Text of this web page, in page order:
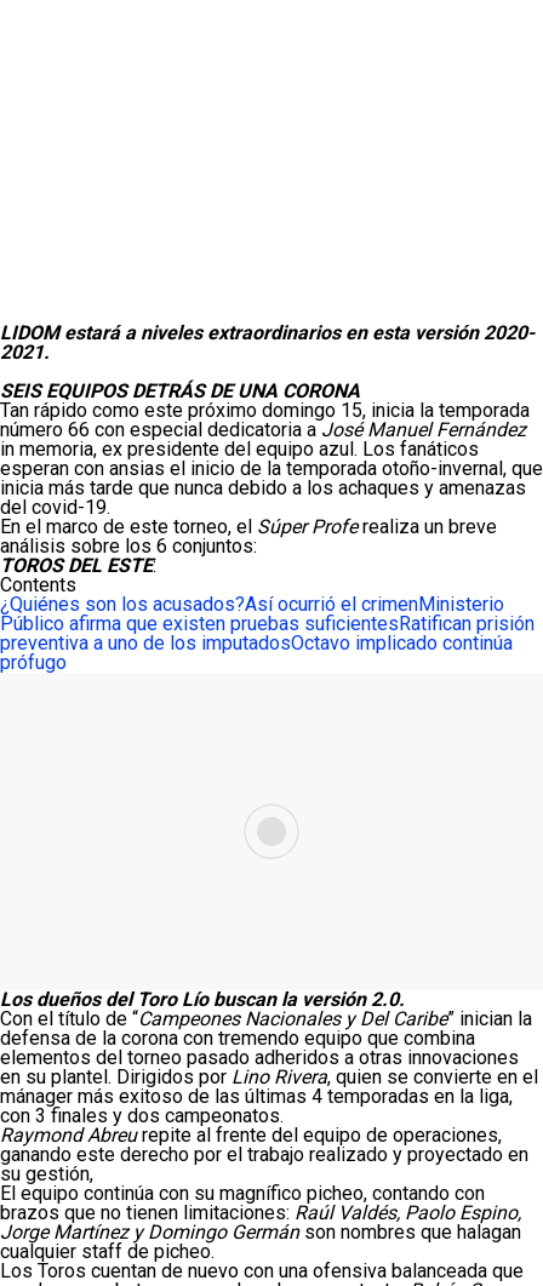
LIDOM estará a niveles extraordinarios en esta versión 2020-
2021.
SEIS EQUIPOS DETRÁS DE UNA CORONA
Tan rápido como este próximo domingo 15, inicia la temporada
número 66 con especial dedicatoria a José Manuel Fernández
in memoria, ex presidente del equipo azul. Los fanáticos
esperan con ansias el inicio de la temporada otoño-invernal, que
inicia más tarde que nunca debido a los achaques y amenazas
del covid-19.
En el marco de este torneo, el Súper Proferealiza un breve
análisis sobre los 6 conjuntos:
TOROS DEL ESTE:
Contents
¿Quiénes son los acusados?Así ocurrió el crimenMinisterio
Público afirma que existen pruebas suficientesRatifican prisión
preventiva a uno de los imputadosOctavo implicado continúa
prófugo
Los dueños del Toro Lío buscan la versión 2.0.
Con el título de “Campeones Nacionales y Del Caribe” inician la
defensa de la corona con tremendo equipo que combina
elementos del torneo pasado adheridos a otras innovaciones
en su plantel. Dirigidos por Lino Rivera, quien se convierte en el
mánager más exitoso de las últimas 4 temporadas en la liga,
con 3 finales y dos campeonatos.
Raymond Abreurepite al frente del equipo de operaciones,
ganando este derecho por el trabajo realizado y proyectado en
su gestión,
El equipo continúa con su magnífico picheo, contando con
brazos que no tienen limitaciones: Raúl Valdés, Paolo Espino,
Jorge Martínez y Domingo Germánson nombres que halagan
cualquier staff de picheo.
Los Toros cuentan de nuevo con una ofensiva balanceada que